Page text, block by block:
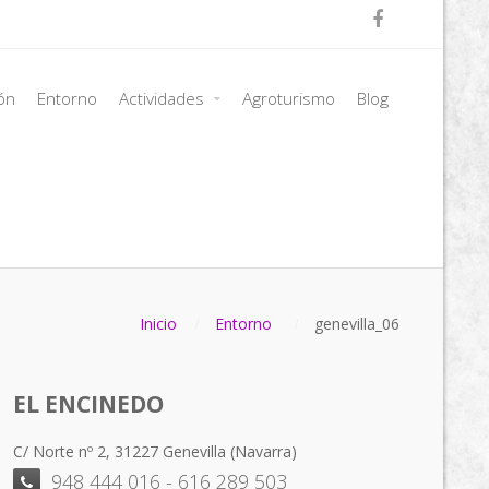

Entorno Actividades Agroturismo Blog
Inicio Entorno genevilla_06
EL ENCINEDO
C/ Norte nº 2, 31227 Genevilla (Navarra)
948 444 016 - 616 289 503